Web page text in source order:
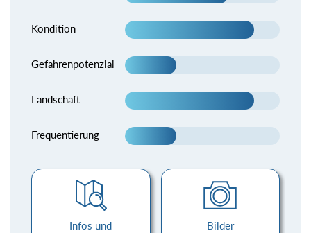
Kondition
Gefahrenpotenzial
Landschaft
Frequentierung
Infos und
Bilder